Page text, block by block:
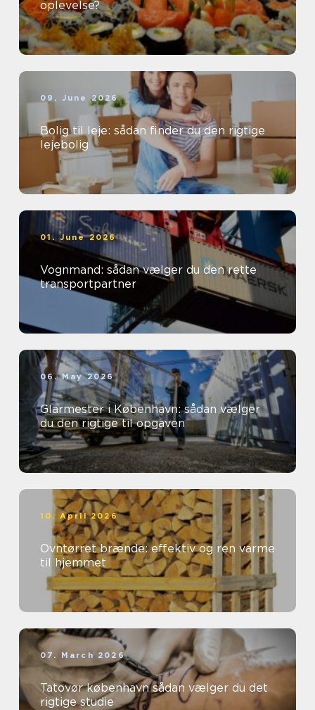
oplevelse?
09. June 2026
Bolig til leje: sådan finder du den rigtige
lejebolig
01. June 2026
Vognmand: sådan vælger du den rette
transportpartner
06. May 2026
Glarmester i København: sådan vælger
du den rigtige til opgaven
10. April 2026
Ovntørret brænde: effektiv og ren varme
til hjemmet
07. March 2026
Tatovør københavn sådan vælger du det
rigtige studie